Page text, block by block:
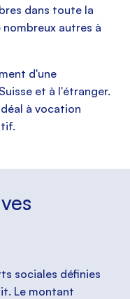
dans toute la
autres à
d'une
et à l'étranger.
à vocation
sociales définies
Le montant